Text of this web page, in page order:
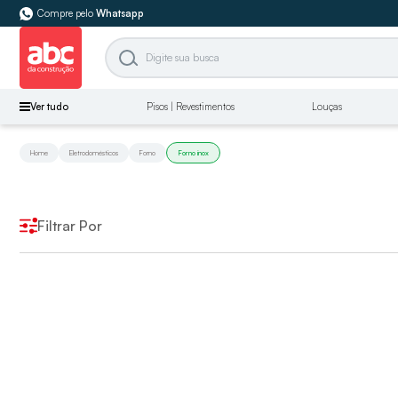
Compre pelo Whatsapp
Ver tudo Pisos | Revestimentos Louças
Home Eletrodomésticos Forno Forno inox
Filtrar Por